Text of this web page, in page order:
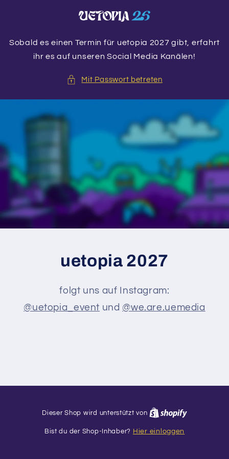
Sobald es einen Termin für uetopia 2027 gibt, erfahrt
ihr es auf unseren Social Media Kanälen!
Mit Passwort betreten
uetopia 2027
folgt uns auf Instagram:
@uetopia_event und @we.are.uemedia
Dieser Shop wird unterstützt von
Bist du der Shop-Inhaber? Hier einloggen